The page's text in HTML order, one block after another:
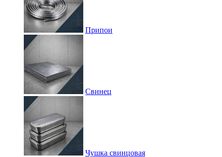
Припои
Свинец
Чушка свинцовая